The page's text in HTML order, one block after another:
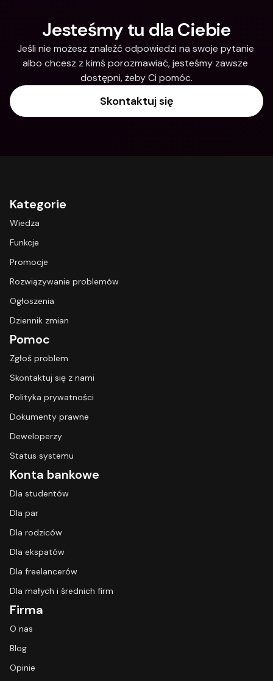
Jesteśmy tu dla Ciebie
Jeśli nie możesz znaleźć odpowiedzi na swoje pytanie
albo chcesz z kimś porozmawiać, jesteśmy zawsze
dostępni, żeby Ci pomóc.
Skontaktuj się
Kategorie
Wiedza
Funkcje
Promocje
Rozwiązywanie problemów
Ogłoszenia
Dziennik zmian
Pomoc
Zgłoś problem
Skontaktuj się z nami
Polityka prywatności
Dokumenty prawne
Deweloperzy
Status systemu
Konta bankowe
Dla studentów
Dla par
Dla rodziców
Dla ekspatów
Dla freelancerów
Dla małych i średnich firm
Firma
O nas
Blog
Opinie